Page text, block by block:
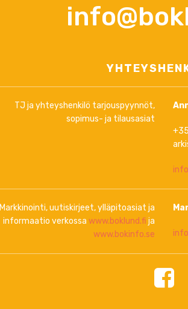
TJ ja yhteyshenkilö tarjouspyynnöt,
sopimus- ja tilausasiat
Markkinointi, uutiskirjeet, ylläpitoasiat ja
informaatio verkossa www.boklund.fi ja
www.bokinfo.se